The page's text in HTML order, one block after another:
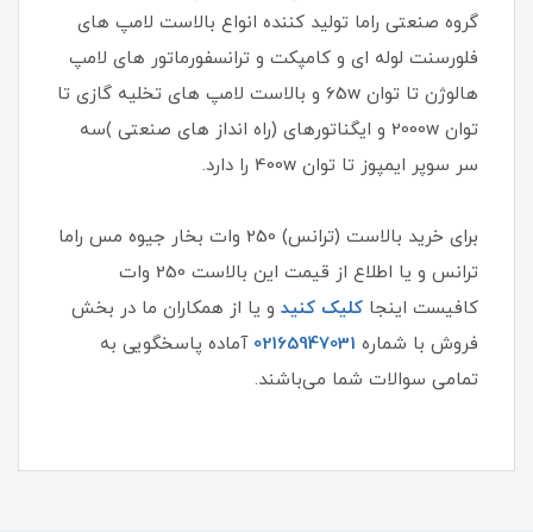
گروه صنعتی راما تولید کننده انواع بالاست لامپ های
فلورسنت لوله ای و کامپکت و ترانسفورماتور های لامپ
هالوژن تا توان 65w و بالاست لامپ های تخلیه گازی تا
توان 2000w و ایگناتورهای (راه انداز های صنعتی )سه
سر سوپر ایمپوز تا توان 400w را دارد.
برای خرید بالاست (ترانس) 250 وات بخار جیوه مس راما
ترانس و یا اطلاع از قیمت این بالاست 250 وات
کافیست اینجا کلیک کنید و یا از همکاران ما در بخش
فروش با شماره 02165947031 آماده پاسخگویی به
تمامی سوالات شما می‌باشند.